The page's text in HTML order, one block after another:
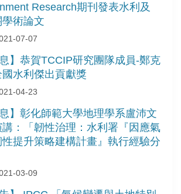
Research期刊發表水利及
術論文
07-07
】恭賀TCCIP研究團隊成員-鄭克
水利傑出貢獻獎
04-23
】彰化師範大學地理學系盧沛文
：「韌性治理：水利署『因應氣
提升策略建構計畫』執行經驗分
03-09